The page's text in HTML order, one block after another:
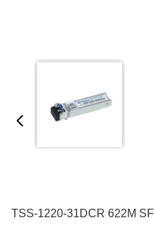
TSS-1220-31DCR 622M